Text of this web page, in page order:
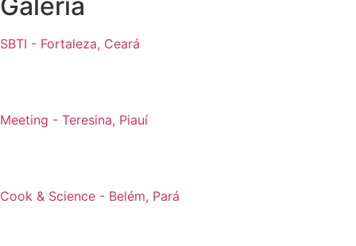
SBTI - Fortaleza, Ceará
Meeting - Teresina, Piauí
Cook & Science - Belém, Pará